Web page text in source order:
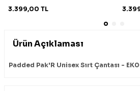
3.399,00 TL
Ürün Açıklaması
Padded Pak'R Unisex Sırt Çantası -